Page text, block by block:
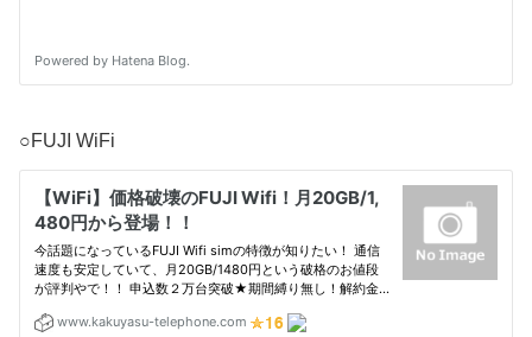
○FUJI WiFi